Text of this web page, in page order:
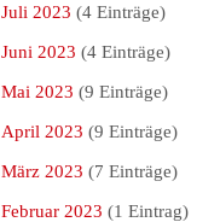
Juli 2023 (4 Einträge)
Juni 2023 (4 Einträge)
Mai 2023 (9 Einträge)
April 2023 (9 Einträge)
März 2023 (7 Einträge)
Februar 2023 (1 Eintrag)